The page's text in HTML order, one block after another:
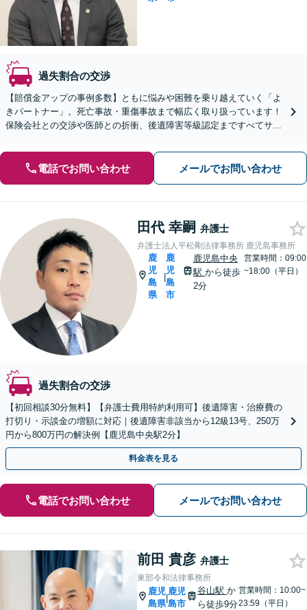
過失割合の交渉
【賠償金アップの事例多数】ともに悩みや困難を乗り越えていく「よ
きパートナー」。死亡事故・重傷事故まで幅広く取り扱っています！
保険会社との交渉や医師との折衝、後遺障害等級認定まですべてサポ
電話でお問い合わせ メールでお問い合わせ
田代 幸嗣 弁護士
弁護士法人平松剛法律事務所 鹿児島事務所
鹿
児
島
県
|
鹿
児
島
市
鹿児島中央
駅 から徒歩
2分
営業時間：09:00
~18:00（平日）
過失割合の交渉
【初回相談30分無料】【弁護士費用特約利用可】後遺障害・治療費の
打切り・示談金の増額に対応｜後遺障害非該当から12級13号、250万
円から800万円の解決例【鹿児島中央駅2分】
料金表を見る
電話でお問い合わせ メールでお問い合わせ
前田 貴彦 弁護士
東部令和法律事務所
鹿児
島県
|
鹿児
島市
谷山駅 か
ら徒歩9分
営業時間：10:00~
23:59（平日）